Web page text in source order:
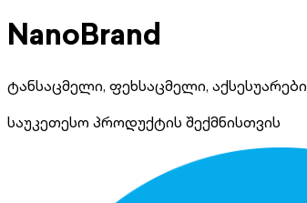
NanoBrand
ტანსაცმელი, ფეხსაცმელი, აქსესუარები
საუკეთესო პროდუქტის შექმნისთვის